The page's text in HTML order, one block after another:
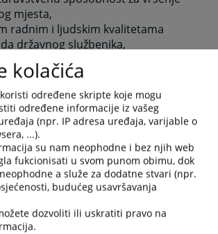
mjesta,
radnim i ljudskim kvalitetama
državnog službenika,
za kazneno djelo na bezuvjetnu
najmanje šest mjeseci ili za
koje ga čini nepodobnim za
u sudu i
uvjete utvrđene zakonom,
ili aktom o unutarnjem
radnih mjesta u sudu.
kandidata su:
školsku spremu,
radno iskustvo i
pravosudni ili stručni ispit.
kolačića
određene skripte koje mogu
određene informacije iz vašeg
(npr. IP adresa uređaja, varijable o
...).
su nam neophodne i bez njih web
fukcionisati u svom punom obimu, dok
a služe za dodatne stvari (npr.
budućeg usavršavanja
dozvoliti ili uskratiti pravo na